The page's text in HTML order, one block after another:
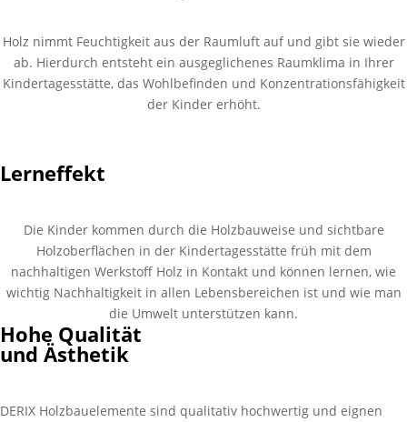
Holz nimmt Feuchtigkeit aus der Raumluft auf und gibt sie wieder
ab. Hierdurch entsteht ein ausgeglichenes Raumklima in Ihrer
Kindertagesstätte, das Wohlbefinden und Konzentrationsfähigkeit
der Kinder erhöht.
Lerneffekt
Die Kinder kommen durch die Holzbauweise und sichtbare
Holzoberflächen in der Kindertagesstätte früh mit dem
nachhaltigen Werkstoff Holz in Kontakt und können lernen, wie
wichtig Nachhaltigkeit in allen Lebensbereichen ist und wie man
die Umwelt unterstützen kann.
Hohe Qualität
und Ästhetik
DERIX Holzbauelemente sind qualitativ hochwertig und eignen